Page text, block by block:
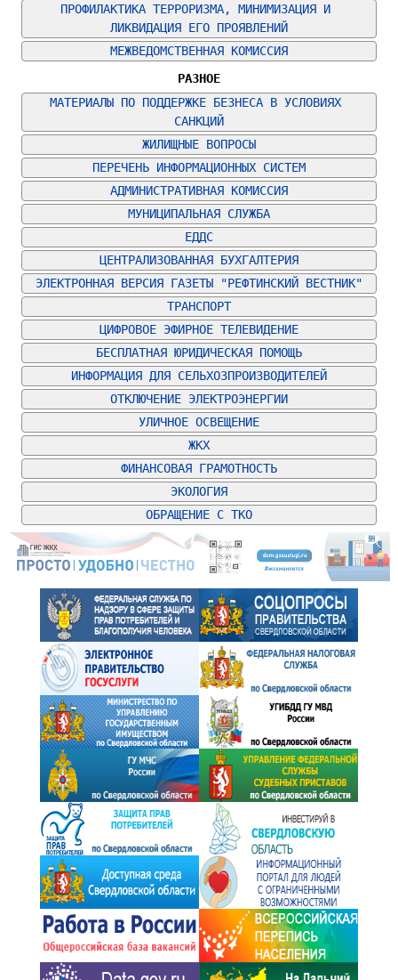
ПРОФИЛАКТИКА ТЕРРОРИЗМА, МИНИМИЗАЦИЯ И
ЛИКВИДАЦИЯ ЕГО ПРОЯВЛЕНИЙ
МЕЖВЕДОМСТВЕННАЯ КОМИССИЯ
РАЗНОЕ
МАТЕРИАЛЫ ПО ПОДДЕРЖКЕ БЕЗНЕСА В УСЛОВИЯХ
САНКЦИЙ
ЖИЛИЩНЫЕ ВОПРОСЫ
ПЕРЕЧЕНЬ ИНФОРМАЦИОННЫХ СИСТЕМ
АДМИНИСТРАТИВНАЯ КОМИССИЯ
МУНИЦИПАЛЬНАЯ СЛУЖБА
ЕДДС
ЦЕНТРАЛИЗОВАННАЯ БУХГАЛТЕРИЯ
ЭЛЕКТРОННАЯ ВЕРСИЯ ГАЗЕТЫ "РЕФТИНСКИЙ ВЕСТНИК"
ТРАНСПОРТ
ЦИФРОВОЕ ЭФИРНОЕ ТЕЛЕВИДЕНИЕ
БЕСПЛАТНАЯ ЮРИДИЧЕСКАЯ ПОМОЩЬ
ИНФОРМАЦИЯ ДЛЯ СЕЛЬХОЗПРОИЗВОДИТЕЛЕЙ
ОТКЛЮЧЕНИЕ ЭЛЕКТРОЭНЕРГИИ
УЛИЧНОЕ ОСВЕЩЕНИЕ
ЖКХ
ФИНАНСОВАЯ ГРАМОТНОСТЬ
ЭКОЛОГИЯ
ОБРАЩЕНИЕ С ТКО